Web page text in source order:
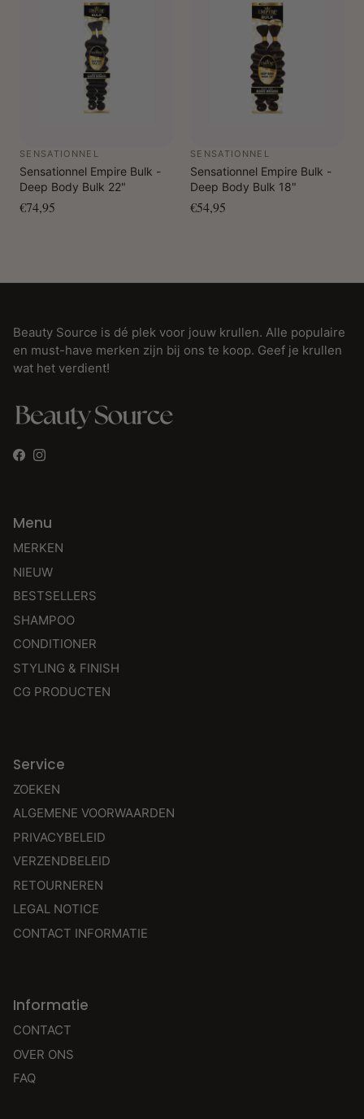
SENSATIONNEL
Sensationnel Empire Bulk -
Deep Body Bulk 22"
€74,95
SENSATIONNEL
Sensationnel Empire Bulk -
Deep Body Bulk 18"
€54,95
Beauty Source is dé plek voor jouw krullen. Alle populaire
en must-have merken zijn bij ons te koop. Geef je krullen
wat het verdient!
Facebook
Instagram
Menu
MERKEN
NIEUW
BESTSELLERS
SHAMPOO
CONDITIONER
STYLING & FINISH
CG PRODUCTEN
Service
ZOEKEN
ALGEMENE VOORWAARDEN
PRIVACYBELEID
VERZENDBELEID
RETOURNEREN
LEGAL NOTICE
CONTACT INFORMATIE
Informatie
CONTACT
OVER ONS
FAQ